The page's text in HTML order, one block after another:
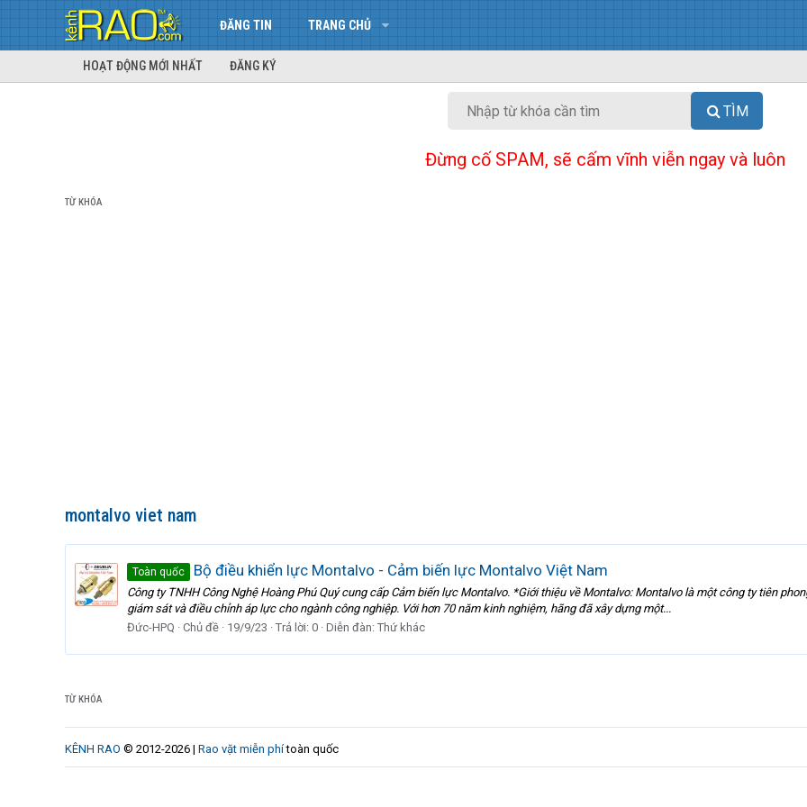
ĐĂNG TIN TRANG CHỦ
HOẠT ĐỘNG MỚI NHẤT ĐĂNG KÝ
TÌM
Đừng cố SPAM, sẽ cấm vĩnh viễn ngay và luôn
TỪ KHÓA
montalvo viet nam
Toàn quốc Bộ điều khiển lực Montalvo - Cảm biến lực Montalvo Việt Nam
Công ty TNHH Công Nghệ Hoàng Phú Quý cung cấp Cảm biến lực Montalvo. *Giới thiệu về Montalvo: Montalvo là một công ty tiên
giám sát và điều chỉnh áp lực cho ngành công nghiệp. Với hơn 70 năm kinh nghiệm, hãng đã xây dựng một...
Đức-HPQ
Chủ đề 19/9/23 Trả lời: 0 Diễn đàn: Thứ khác
TỪ KHÓA
KÊNH RAO © 2012-2026 | Rao vặt miễn phítoàn quốc